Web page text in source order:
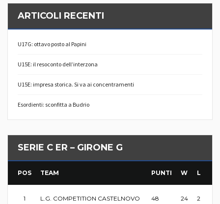
ARTICOLI RECENTI
U17G: ottavo posto al Papini
U15E: il resoconto dell’interzona
U15E: impresa storica. Si va ai concentramenti
Esordienti: sconfitta a Budrio
SERIE C ER – GIRONE G
POS TEAM PUNTI W L
1 L.G. COMPETITION CASTELNOVO 48 24 2